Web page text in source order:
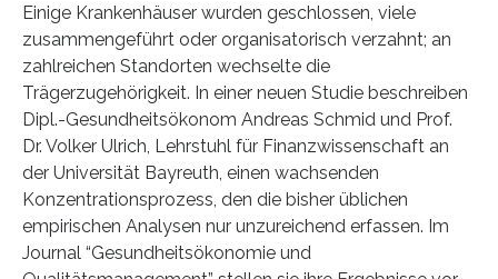
Einige Krankenhäuser wurden geschlossen, viele
zusammengeführt oder organisatorisch verzahnt; an
zahlreichen Standorten wechselte die
Trägerzugehörigkeit. In einer neuen Studie beschreiben
Dipl.-Gesundheitsökonom Andreas Schmid und Prof.
Dr. Volker Ulrich, Lehrstuhl für Finanzwissenschaft an
der Universität Bayreuth, einen wachsenden
Konzentrationsprozess, den die bisher üblichen
empirischen Analysen nur unzureichend erfassen. Im
Journal “Gesundheitsökonomie und